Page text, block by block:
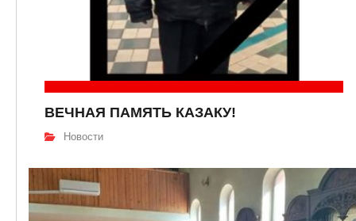
ВЕЧНАЯ ПАМЯТЬ КАЗАКУ!
Новости